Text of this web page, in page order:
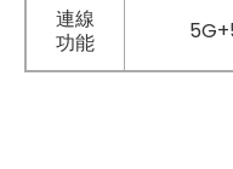
連線
功能